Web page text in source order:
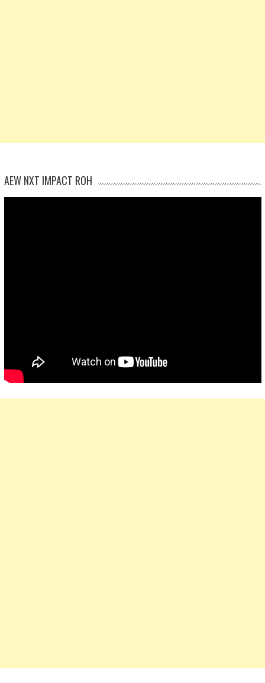
AEW NXT IMPACT ROH